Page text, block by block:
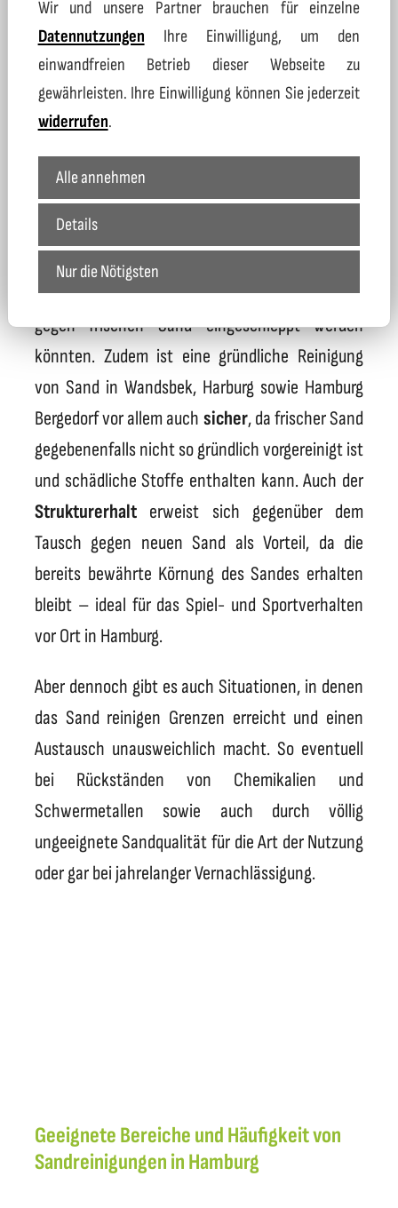
Vergleich zum Austausch?
Moderne Sandreinigung erzielt eine sehr hohe
Reinigungsqualität, die in vielen Fällen dem
Austausch gleichkommt oder diesen sogar
übertrifft.
Das tiefenwirksame Reinigen erweist sich unter
anderem alshygienisch
Stoffe werden entfernt, welche beim Tausch
gegen frischen Sand eingeschleppt werden
könnten. Zudem ist eine gründliche Reinigung
von Sand in Wandsbek, Harburg sowie Hamburg
Bergedorf vor allem auch sicher, da frischer Sand
gegebenenfalls nicht so gründlich vorgereinigt ist
und schädliche Stoffe enthalten kann. Auch der
Strukturerhalterweist sich gegenüber dem
Tausch gegen neuen Sand als Vorteil, da die
bereits bewährte Körnung des Sandes erhalten
bleibt – ideal für das Spiel- und Sportverhalten
vor Ort in Hamburg.
Aber dennoch gibt es auch Situationen, in denen
das Sand reinigen Grenzen erreicht und einen
Austausch unausweichlich macht. So eventuell
bei Rückständen von Chemikalien und
Schwermetallen sowie auch durch völlig
ungeeignete Sandqualität für die Art der Nutzung
oder gar bei jahrelanger Vernachlässigung.
Geeignete Bereiche und Häufigkeit von
Sandreinigungen in Hamburg
Wir und unsere Partner brauchen für einzelne
Datennutzungen Ihre Einwilligung, um den
einwandfreien Betrieb dieser Webseite zu
gewährleisten. Ihre Einwilligung können Sie jederzeit
widerrufen.
Alle annehmen
Details
Nur die Nötigsten